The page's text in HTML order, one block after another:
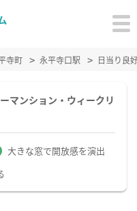
寺町 永平寺口駅 日当り良
マンション・ウィークリ
大きな窓で開放感を演出